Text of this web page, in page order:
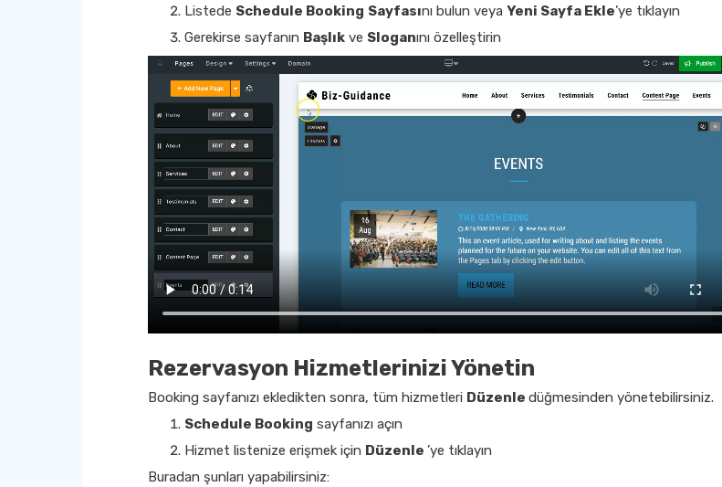
Listede Schedule Booking Sayfasını bulun veya Yeni Sayfa Ekle’ye tıklayın
Gerekirse sayfanın Başlık ve Sloganını özelleştirin
Rezervasyon Hizmetlerinizi Yönetin
Booking sayfanızı ekledikten sonra, tüm hizmetleri Düzenle düğmesinden yönetebilirsiniz.
Schedule Booking sayfanızı açın
Hizmet listenize erişmek için Düzenle ’ye tıklayın
Buradan şunları yapabilirsiniz: